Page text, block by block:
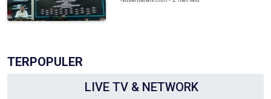
TERPOPULER
LIVE TV & NETWORK